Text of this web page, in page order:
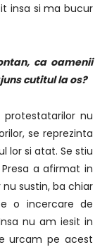
insa si ma bucur
ca oamenii
cutitul la os?
nu
se reprezinta
lor si atat. Se stiu
a afirmat in
sustin, ba chiar
o incercare de
nu am iesit in
urcam pe acest